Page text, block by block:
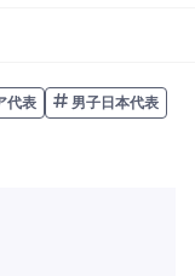
代表
男子日本代表